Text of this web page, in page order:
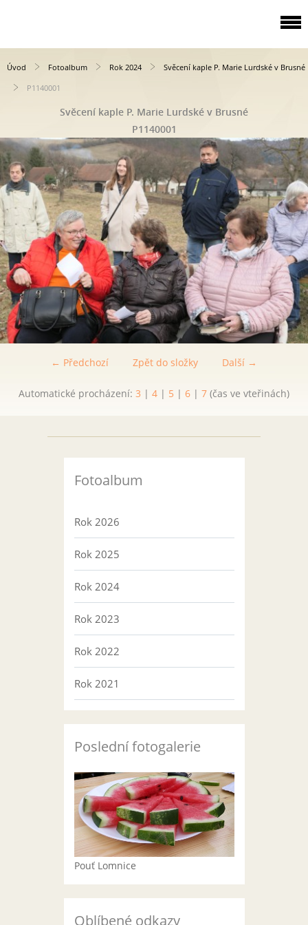
Úvod Fotoalbum Rok 2024
Svěcení kaple P. Marie Lurdské v Brusné
P1140001
Svěcení kaple P. Marie Lurdské v Brusné
P1140001
← Předchozí Další →
Zpět do složky
Automatické procházení: 3 | 4 | 5 | 6 | 7 (čas ve vteřinách)
Fotoalbum
Rok 2026
Rok 2025
Rok 2024
Rok 2023
Rok 2022
Rok 2021
Poslední fotogalerie
Pouť Lomnice
Oblíbené odkazy